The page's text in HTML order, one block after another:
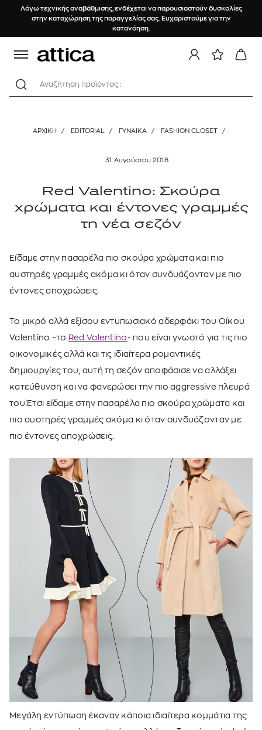
Λόγω τεχνικής αναβάθμισης, ενδέχεται να παρουσιαστούν δυσκολίες
στην καταχώρηση της παραγγελίας σας. Ευχαριστούμε για την
κατανόηση.
Αναζήτηση προϊόντος :
ΑΡΧΙΚΉ / EDITORIAL / ΓΥΝΑΙΚΑ / FASHION CLOSET /
31 Αυγούστου 2018
Red Valentino: Σκούρα
χρώματα και έντονες γραμμές
τη νέα σεζόν
Είδαμε στην πασαρέλα πιο σκούρα χρώματα και πιο
αυστηρές γραμμές ακόμα κι όταν συνδυάζονταν με πιο
έντονες αποχρώσεις.
Το μικρό αλλά εξίσου εντυπωσιακό αδερφάκι του Οίκου
Valentino –το Red Valentino- που είναι γνωστό για τις πιο
οικονομικές αλλά και τις ιδιαίτερα ρομαντικές
δημιουργίες του, αυτή τη σεζόν αποφάσισε να αλλάξει
κατεύθυνση και να φανερώσει την πιο aggressive πλευρά
του.Έτσι είδαμε στην πασαρέλα πιο σκούρα χρώματα και
πιο αυστηρές γραμμές ακόμα κι όταν συνδυάζονταν με
πιο έντονες αποχρώσεις.
Μεγάλη εντύπωση έκαναν κάποια ιδιαίτερα κομμάτια της